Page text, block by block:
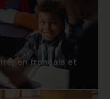
en français et